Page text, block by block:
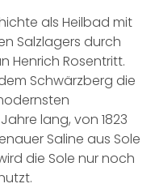
als Heilbad mit
Salzlagers durch
Henrich Rosentritt.
Schwärzberg die
lang, von 1823
Saline aus Sole
die Sole nur noch